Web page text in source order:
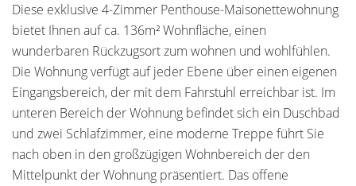
Diese exklusive 4-Zimmer Penthouse-Maisonettewohnung
bietet Ihnen auf ca. 136m² Wohnfläche, einen
wunderbaren Rückzugsort zum wohnen und wohlfühlen.
Die Wohnung verfügt auf jeder Ebene über einen eigenen
Eingangsbereich, der mit dem Fahrstuhl erreichbar ist. Im
unteren Bereich der Wohnung befindet sich ein Duschbad
und zwei Schlafzimmer, eine moderne Treppe führt Sie
nach oben in den großzügigen Wohnbereich der den
Mittelpunkt der Wohnung präsentiert. Das offene